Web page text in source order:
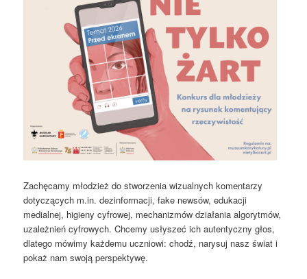
Zachęcamy młodzież do stworzenia wizualnych komentarzy
dotyczących m.in. dezinformacji, fake newsów, edukacji
medialnej, higieny cyfrowej, mechanizmów działania algorytmów,
uzależnień cyfrowych. Chcemy usłyszeć ich autentyczny głos,
dlatego mówimy każdemu uczniowi: chodź, narysuj nasz świat i
pokaż nam swoją perspektywę.